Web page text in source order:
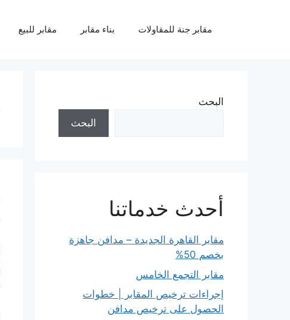
مقابر جنة للمقاولات بناء مقابر مقابر للبيع
البحث
البحث
أحدث خدماتنا
مقابر القاهرة الجديدة – مدافن جاهزة
بخصم 50%
مقابر التجمع الخامس
إجراءات ترخيص المقابر | خطوات
الحصول على ترخيص مدافن